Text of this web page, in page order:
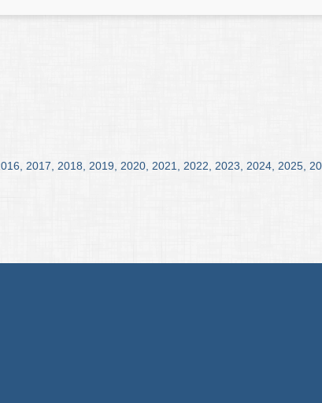
2017 2018 2019 2020 2021 2022 2023 2024 2025